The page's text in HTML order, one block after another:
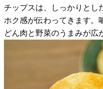
チップスは、しっかりとし
ホク感が伝わってきます。
どん肉と野菜のうまみが広